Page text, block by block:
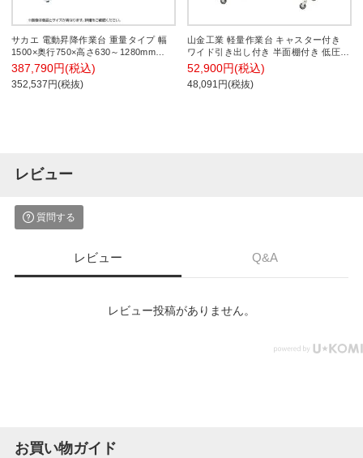
サカエ 電動昇降作業台 重量タイプ 幅
1500×奥行750×高さ630～1280mm
DKN-157AIMW
387,790円(税込)
352,537円(税抜)
山金工業 軽量作業台 キャスター付き
ワイド引き出し付き 半面棚付き 低圧メ
ラミン天板 ワークテーブル 150シリー
ズ SUPHC-1260WT-WW 幅1200×奥行
600×高さ1035mm
52,900円(税込)
48,091円(税抜)
レビュー
質問する
レビュー Q&A
レビュー投稿がありません。
お買い物ガイド